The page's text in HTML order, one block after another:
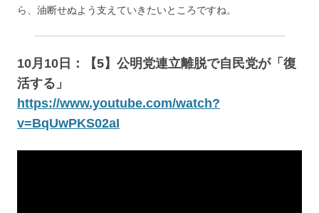
ら、油断せぬよう支えていきたいところですね。
10月10日：【5】公明党連立離脱で自民党が「復
活する」
https://www.youtube.com/watch?
v=BqUwPKS02aI